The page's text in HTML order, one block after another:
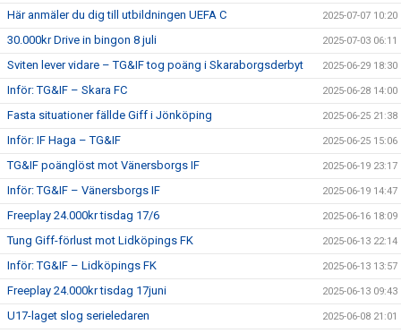
Här anmäler du dig till utbildningen UEFA C 2025-07-07 10:20
30.000kr Drive in bingon 8 juli 2025-07-03 06:11
Sviten lever vidare – TG&IF tog poäng i Skaraborgsderbyt 2025-06-29 18:30
Inför: TG&IF – Skara FC 2025-06-28 14:00
Fasta situationer fällde Giff i Jönköping 2025-06-25 21:38
Inför: IF Haga – TG&IF 2025-06-25 15:06
TG&IF poänglöst mot Vänersborgs IF 2025-06-19 23:17
Inför: TG&IF – Vänersborgs IF 2025-06-19 14:47
Freeplay 24.000kr tisdag 17/6 2025-06-16 18:09
Tung Giff-förlust mot Lidköpings FK 2025-06-13 22:14
Inför: TG&IF – Lidköpings FK 2025-06-13 13:57
Freeplay 24.000kr tisdag 17juni 2025-06-13 09:43
U17-laget slog serieledaren 2025-06-08 21:01